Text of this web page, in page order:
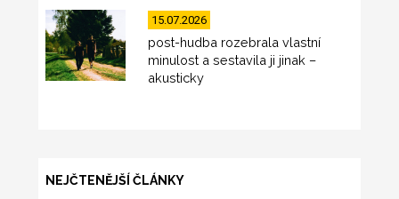
15.07.2026
post-hudba rozebrala vlastní
minulost a sestavila ji jinak –
akusticky
NEJČTENĚJŠÍ ČLÁNKY